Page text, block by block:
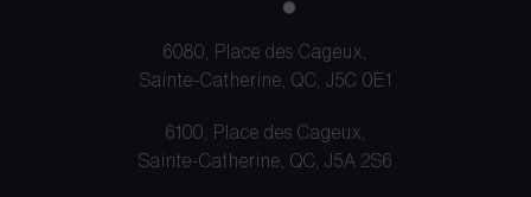
6080, Place des Cageux,
Sainte-Catherine, QC, J5C 0E1
6100, Place des Cageux,
Sainte-Catherine, QC, J5A 2S6